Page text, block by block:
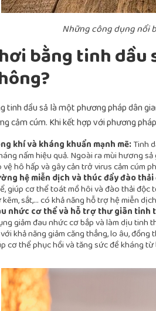
Những công dụng nổi
bằng tinh dầu
tinh dầu sả là một phương pháp dân
cảm cúm. Khi kết hợp với phương
khí và kháng khuẩn mạnh mẽ:Tinh
nấm hiệu quả. Ngoài ra mùi hương
vệ hô hấp và gây cản trở virus cảm cúm
hệ miễn dịch và thúc đẩy đào
giúp cơ thể toát mồ hôi và đào thải
sắt,… có khả năng hỗ trợ hệ miễn
nhức cơ thể và hỗ trợ thư giãn tinh
giảm đau nhức cơ bắp và làm dịu tinh
khả năng giảm căng thẳng, lo âu,
cơ thể phục hồi và tăng sức đề kháng